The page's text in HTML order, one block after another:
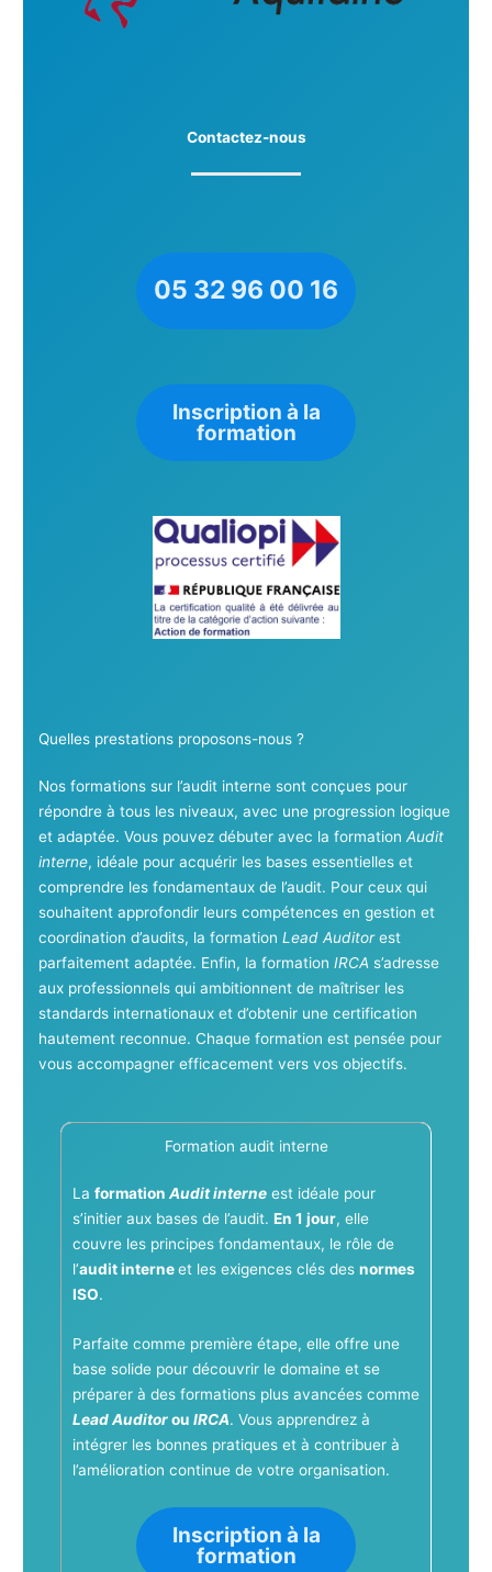
Contactez-nous
05 32 96 00 16
Inscription à la
formation
Quelles prestations proposons-nous ?
Nos formations sur l’audit interne sont conçues pour
répondre à tous les niveaux, avec une progression logique
et adaptée. Vous pouvez débuter avec la formation Audit
interne, idéale pour acquérir les bases essentielles et
comprendre les fondamentaux de l’audit. Pour ceux qui
souhaitent approfondir leurs compétences en gestion et
coordination d’audits, la formation Lead Auditorest
parfaitement adaptée. Enfin, la formation IRCA s’adresse
aux professionnels qui ambitionnent de maîtriser les
standards internationaux et d’obtenir une certification
hautement reconnue. Chaque formation est pensée pour
vous accompagner efficacement vers vos objectifs.
Formation audit interne
La formation Audit interneest idéale pour
s’initier aux bases de l’audit. En 1 jour, elle
couvre les principes fondamentaux, le rôle de
l’audit interneet les exigences clés des normes
ISO.
Parfaite comme première étape, elle offre une
base solide pour découvrir le domaine et se
préparer à des formations plus avancées comme
Lead Auditorou IRCA. Vous apprendrez à
intégrer les bonnes pratiques et à contribuer à
l’amélioration continue de votre organisation.
Inscription à la
formation